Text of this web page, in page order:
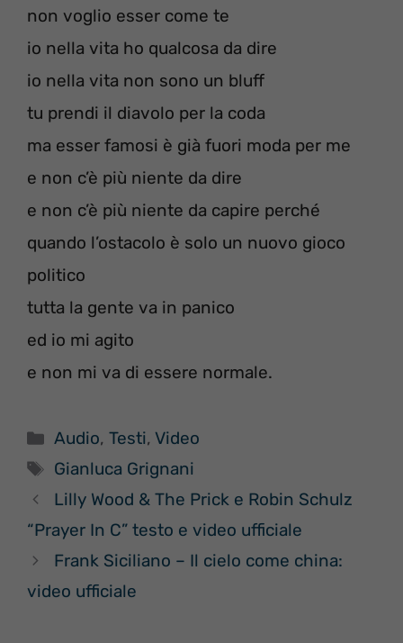
non voglio esser come te
io nella vita ho qualcosa da dire
io nella vita non sono un bluff
tu prendi il diavolo per la coda
ma esser famosi è già fuori moda per me
e non c’è più niente da dire
e non c’è più niente da capire perché
quando l’ostacolo è solo un nuovo gioco
politico
tutta la gente va in panico
ed io mi agito
e non mi va di essere normale.
Categorie
Audio,Testi,Video
Tag
Gianluca Grignani
Lilly Wood & The Prick e Robin Schulz
“Prayer In C” testo e video ufficiale
Frank Siciliano – Il cielo come china:
video ufficiale